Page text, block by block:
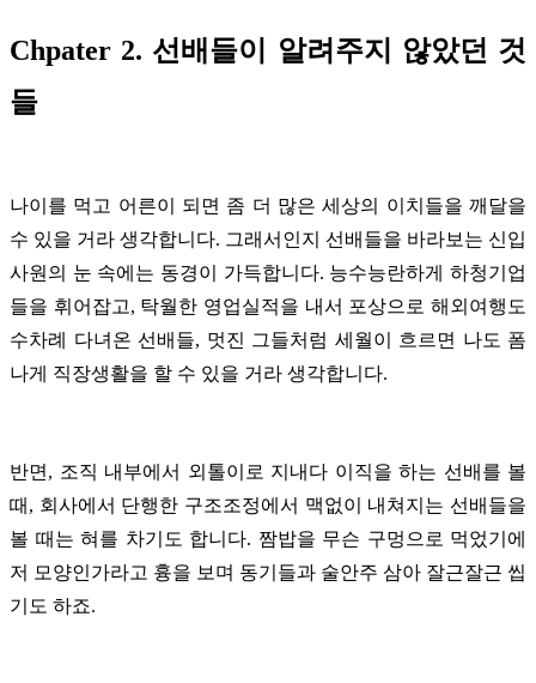
Chpater 2. 선배들이 알려주지 않았던 것
들
나이를 먹고 어른이 되면 좀 더 많은 세상의 이치들을 깨달을
수 있을 거라 생각합니다. 그래서인지 선배들을 바라보는 신입
사원의 눈 속에는 동경이 가득합니다. 능수능란하게 하청기업
들을 휘어잡고, 탁월한 영업실적을 내서 포상으로 해외여행도
수차례 다녀온 선배들, 멋진 그들처럼 세월이 흐르면 나도 폼
나게 직장생활을 할 수 있을 거라 생각합니다.
반면, 조직 내부에서 외톨이로 지내다 이직을 하는 선배를 볼
때, 회사에서 단행한 구조조정에서 맥없이 내쳐지는 선배들을
볼 때는 혀를 차기도 합니다. 짬밥을 무슨 구멍으로 먹었기에
저 모양인가라고 흉을 보며 동기들과 술안주 삼아 잘근잘근 씹
기도 하죠.